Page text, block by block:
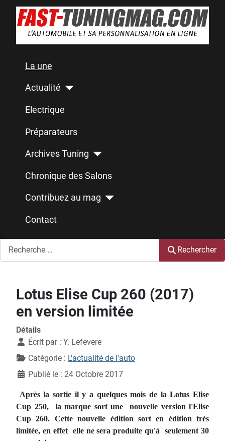
La une
Actualité
Electrique
Préparateurs
Archives Tuning
Chronique des Salons
Contribuez au mag
Contact
Rechercher
Lotus Elise Cup 260 (2017)
en version limitée
Détails
Écrit par : Y. Lefevere
Catégorie : L'actualité de l'auto
Publié le : 24 Octobre 2017
Après la sortie il y a quelques mois de la Lotus Elise
Cup 250, la marque sort une nouvelle version l'Elise
Cup 260. Cette nouvelle édition sort en édition très
limitée, en effet elle ne sera produite qu'à seulement 30